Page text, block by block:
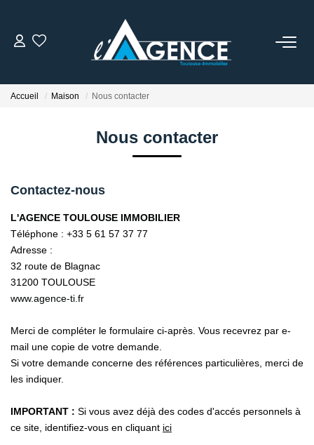
NOS BIENS VENDUS
CONTACT
Accueil Maison Nous contacter
Nous contacter
Contactez-nous
L'AGENCE TOULOUSE IMMOBILIER
Téléphone : +33 5 61 57 37 77
Adresse :
32 route de Blagnac
31200 TOULOUSE
www.agence-ti.fr
Merci de compléter le formulaire ci-après. Vous recevrez par e-
mail une copie de votre demande.
Si votre demande concerne des références particulières, merci de
les indiquer.
IMPORTANT : Si vous avez déjà des codes d'accés personnels à
ce site, identifiez-vous en cliquant ici